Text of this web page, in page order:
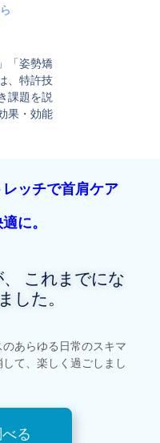
「姿勢矯
、特許技
課題を説
果・効能
ッチで首肩ケア
に。
これまでにな
した。
あらゆる日常のスキマ
て、楽しく過ごしまし
る